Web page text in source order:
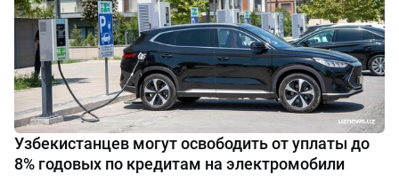
Узбекистанцев могут освободить от уплаты до
8% годовых по кредитам на электромобили